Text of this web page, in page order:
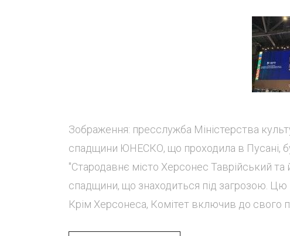
Зображення: пресслужба Міністерства
спадщини ЮНЕСКО, що проходила в Пусані,
"Стародавнє місто Херсонес Таврійський та
спадщини, що знаходиться під загрозою.
Крім Херсонеса, Комітет включив до свого